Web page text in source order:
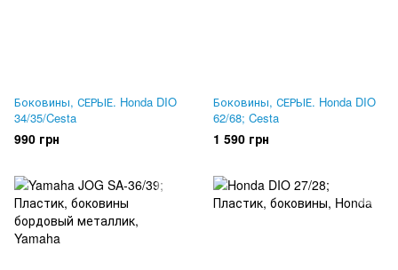
Боковины, СЕРЫЕ. Honda DIO
34/35/Cesta
990 грн
Боковины, СЕРЫЕ. Honda DIO
62/68; Cesta
1 590 грн